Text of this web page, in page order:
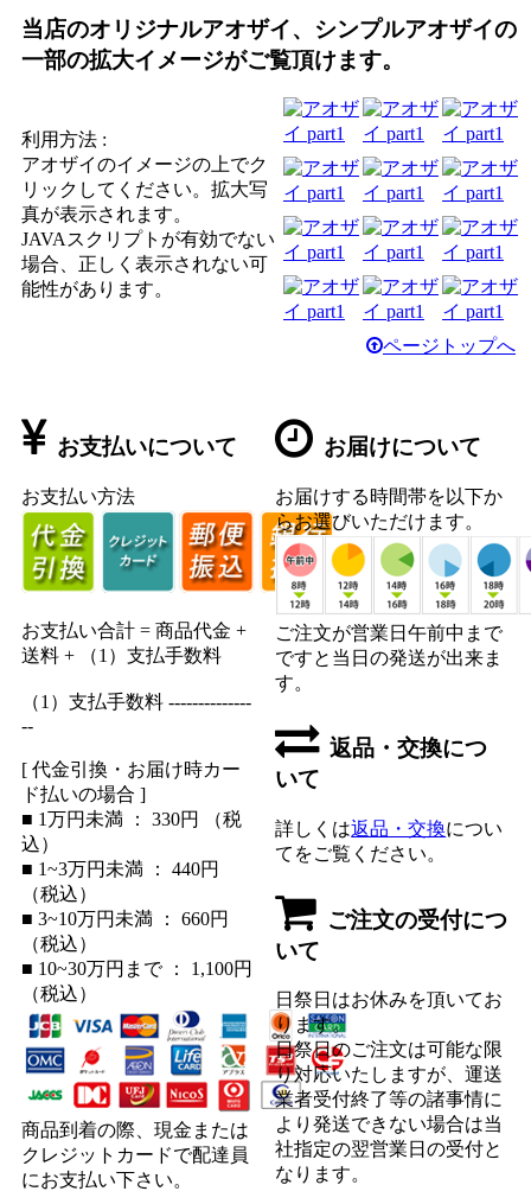
当店のオリジナルアオザイ、シンプルアオザイの
一部の拡大イメージがご覧頂けます。
利用方法 :
アオザイのイメージの上でク
リックしてください。拡大写
真が表示されます。
JAVAスクリプトが有効でない
場合、正しく表示されない可
能性があります。
ページトップへ
お支払いについて
お支払い方法
お支払い合計 = 商品代金 +
送料 + （1）支払手数料
（1）支払手数料 --------------
--
[ 代金引換・お届け時カー
ド払いの場合 ]
■ 1万円未満 ： 330円 （税
込）
■ 1~3万円未満 ： 440円
（税込）
■ 3~10万円未満 ： 660円
（税込）
■ 10~30万円まで ： 1,100円
（税込）
商品到着の際、現金または
クレジットカードで配達員
にお支払い下さい。
お届けについて
お届けする時間帯を以下か
らお選びいただけます。
ご注文が営業日午前中まで
ですと当日の発送が出来ま
す。
返品・交換につ
いて
詳しくは返品・交換につい
てをご覧ください。
ご注文の受付につ
いて
日祭日はお休みを頂いてお
ります。
日祭日のご注文は可能な限
り対応いたしますが、運送
業者受付終了等の諸事情に
より発送できない場合は当
社指定の翌営業日の受付と
なります。